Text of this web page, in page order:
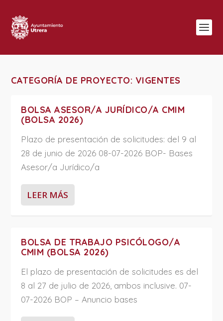
CATEGORÍA DE PROYECTO: VIGENTES
BOLSA ASESOR/A JURÍDICO/A CMIM
(BOLSA 2026)
Plazo de presentación de solicitudes: del 9 al
28 de junio de 2026 08-07-2026 BOP- Bases
Asesor/a Jurídico/a
LEER MÁS
BOLSA DE TRABAJO PSICÓLOGO/A
CMIM (BOLSA 2026)
El plazo de presentación de solicitudes es del
8 al 27 de julio de 2026, ambos inclusive. 07-
07-2026 BOP – Anuncio bases